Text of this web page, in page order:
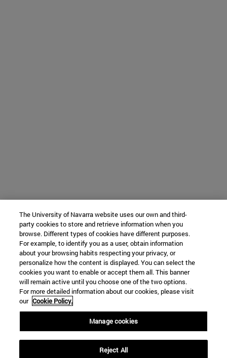
The University of Navarra website uses our own and third-
party cookies to store and retrieve information when you
browse. Different types of cookies have different purposes.
For example, to identify you as a user, obtain information
about your browsing habits respecting your privacy, or
personalize how the content is displayed. You can select the
cookies you want to enable or accept them all. This banner
will remain active until you choose one of the two options.
For more detailed information about our cookies, please visit
our Cookie Policy.
Manage cookies
Reject All